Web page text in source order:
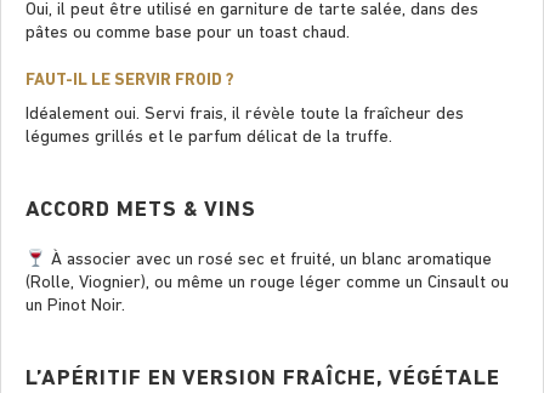
Oui, il peut être utilisé en garniture de tarte salée, dans des
pâtes ou comme base pour un toast chaud.
FAUT-IL LE SERVIR FROID ?
Idéalement oui. Servi frais, il révèle toute la fraîcheur des
légumes grillés et le parfum délicat de la truffe.
ACCORD METS & VINS
À associer avec un rosé sec et fruité, un blanc aromatique
(Rolle, Viognier), ou même un rouge léger comme un Cinsault ou
un Pinot Noir.
L’APÉRITIF EN VERSION FRAÎCHE, VÉGÉTALE